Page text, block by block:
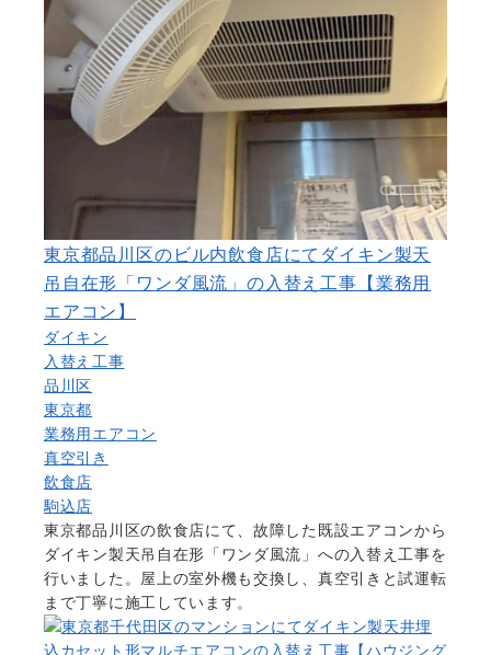
東京都品川区のビル内飲食店にてダイキン製天
吊自在形「ワンダ風流」の入替え工事【業務用
エアコン】
ダイキン
入替え工事
品川区
東京都
業務用エアコン
真空引き
飲食店
駒込店
東京都品川区の飲食店にて、故障した既設エアコンから
ダイキン製天吊自在形「ワンダ風流」への入替え工事を
行いました。屋上の室外機も交換し、真空引きと試運転
まで丁寧に施工しています。